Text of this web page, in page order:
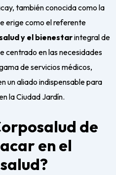
también conocida como la
erige como el referente
y el bienestarintegral de
centrado en las necesidades
de servicios médicos,
un aliado indispensable para
la Ciudad Jardín.
de
en el